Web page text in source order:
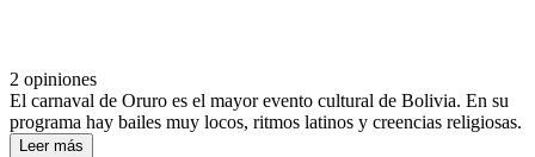
2 opiniones
El carnaval de Oruro es el mayor evento cultural de Bolivia. En su
programa hay bailes muy locos, ritmos latinos y creencias religiosas.
Leer más